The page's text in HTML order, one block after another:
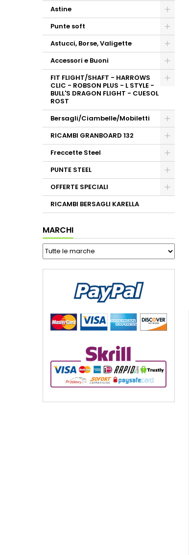
Astine
Punte soft
Astucci, Borse, Valigette
Accessori e Buoni
FIT FLIGHT/SHAFT - HARROWS
CLIC - ROBSON PLUS - L STYLE -
BULL'S DRAGON FLIGHT - CUESOL
ROST
Bersagli/Ciambelle/Mobiletti
RICAMBI GRANBOARD 132
Freccette Steel
PUNTE STEEL
OFFERTE SPECIALI
RICAMBI BERSAGLI KARELLA
MARCHI